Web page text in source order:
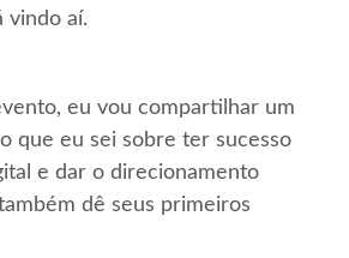
vindo aí.
eu vou compartilhar um
que eu sei sobre ter sucesso
e dar o direcionamento
dê seus primeiros